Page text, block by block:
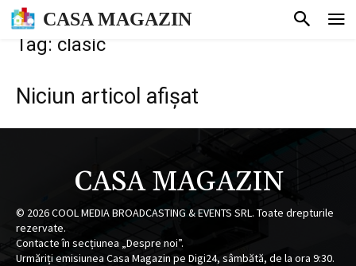
CASA MAGAZIN
Tag: clasic
Niciun articol afișat
CASA MAGAZIN
© 2026COOL MEDIA BROADCASTING & EVENTS SRL. Toate drepturile
rezervate.
Contacte în secțiunea „Despre noi”.
Urmăriți emisiunea Casa Magazin pe Digi24, sâmbătă, de la ora 9:30.